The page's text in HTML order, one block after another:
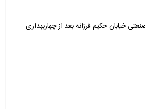
خیابان حکیم فرزانه بعد از چهاربهداری